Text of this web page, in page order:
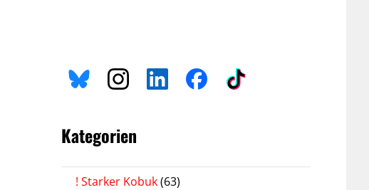
Kategorien
! Starker Kobuk(63)